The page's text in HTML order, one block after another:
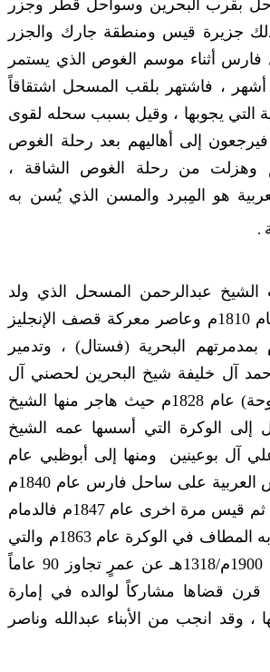
بقرب البحرين وسواحل قطر وجزر
جزيرة قيس ومنطقة جارك والجزر
فارس أثناء موسم الغوص الذي يستمر
أشهر ، فاشتهر بلقب المسحل اشتقاقاً
التي يجوبها ، وقيل بسبب سحله لقوى
إلى أهاليهم بعد رحلة الغوص
وهزلت من رحلة الغوص الشاقة ،
هو المِبرد والمسن الذي يُسن به
.
عبدالرحمن المسحل الذي ولد
في الدوحة قرابة عام 1810م وعاصر معركة قصف الإنجليز
عام 1821م بمدمرتهم البحرية (فستال) ، وتدمير
آل خليفة شيخ البحرين لحصني آل
بوعينين (البدع والدوحة) عام 1828م حيث هاجر منها الشيخ
إلى الوكرة التي أسسها عمه الشيخ
آل بوعينين ومنها إلى أبوظبي عام
1838م فجزيرة قيس العربية على ساحل فارس عام 1840م
فالوكرة عام 1842م ثم قيس مرة اخرى عام 1847م فالدمام
عام 1851م ليستقر به المطاف في الوكرة عام 1863م والتي
توفي بها قرابة عام 1900م/1318هـ عن عمرٍ تجاوز 90 عاماً
قضاها مشاركاً لوالده في إمارة
، وقد انجب من الأبناء عبدالله وناصر